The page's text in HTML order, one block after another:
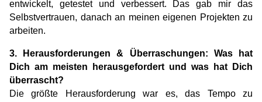
entwickelt, getestet und verbessert. Das gab mir das
Selbstvertrauen, danach an meinen eigenen Projekten zu
arbeiten.
3. Herausforderungen & Überraschungen: Was hat
Dich am meisten herausgefordert und was hat Dich
überrascht?
Die größte Herausforderung war es, das Tempo zu